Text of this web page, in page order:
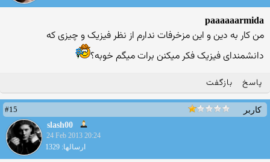
paaaaaarmida
من کار به دین و این مزخرفات ندارم از نظر فیزیک و چیزی که
دانشمندای فیزیک فکر میکنن برات میگم خوبه؟
پاسخ بازگفت
کاربر
#15
slash00
24 Feb 2013 20:24
ارسالها: 1329